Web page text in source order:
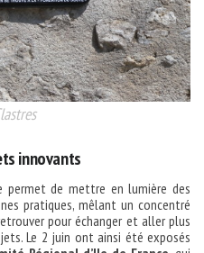
innovants
permet de mettre en lumière des
pratiques, mêlant un concentré
pour échanger et aller plus
Le 2 juin ont ainsi été exposés